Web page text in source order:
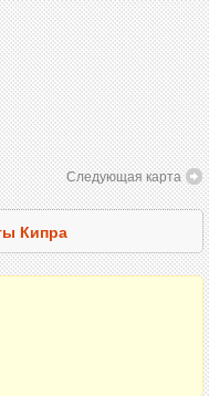
Следующая карта
Кипра